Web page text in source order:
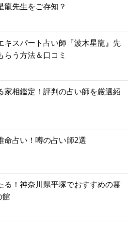
龍先生をご存知？
キスパート占い師『波木星龍』先
らう方法＆口コミ
家相鑑定！評判の占い師を厳選紹
命占い！噂の占い師2選
る！神奈川県平塚でおすすめの霊
館